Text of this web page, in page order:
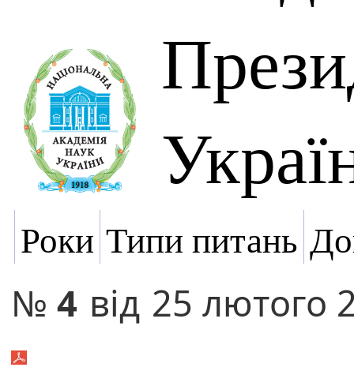
Роки Типи питань
№ 4 від 25 лютого